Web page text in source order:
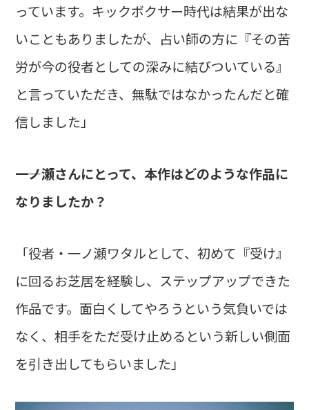
っています。キックボクサー時代は結果が出な
いこともありましたが、占い師の方に『その苦
労が今の役者としての深みに結びついている』
と言っていただき、無駄ではなかったんだと確
信しました」
――一ノ瀬さんにとって、本作はどのような作品に
なりましたか？
「役者・一ノ瀬ワタルとして、初めて『受け』
に回るお芝居を経験し、ステップアップできた
作品です。面白くしてやろうという気負いでは
なく、相手をただ受け止めるという新しい側面
を引き出してもらいました」